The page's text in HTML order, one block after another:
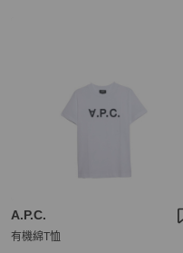
A.P.C.
有機綿T恤